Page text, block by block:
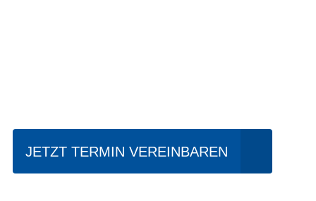
JETZT TERMIN VEREINBAREN